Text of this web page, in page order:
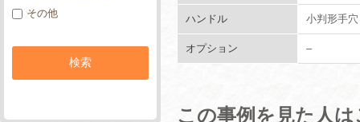
ハンドル 小判形手穴
オプション –
この事例を見た人
その他